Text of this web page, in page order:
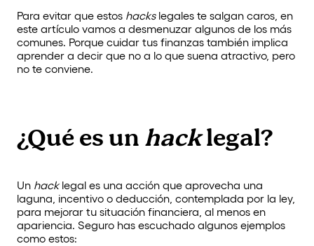
Para evitar que estos hackslegales te salgan caros, en
este artículo vamos a desmenuzar algunos de los más
comunes. Porque cuidar tus finanzas también implica
aprender a decir que no a lo que suena atractivo, pero
no te conviene.
¿Qué es un hacklegal?
Un hacklegal es una acción que aprovecha una
laguna, incentivo o deducción, contemplada por la ley,
para mejorar tu situación financiera, al menos en
apariencia. Seguro has escuchado algunos ejemplos
como estos: